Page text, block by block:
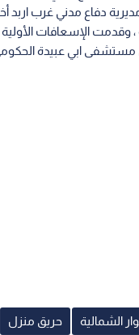
دفاع مدني غرب اربد
، وقدمت الإسعافات
مستشفى ابي عبيدة
الشمالية حريق منزل